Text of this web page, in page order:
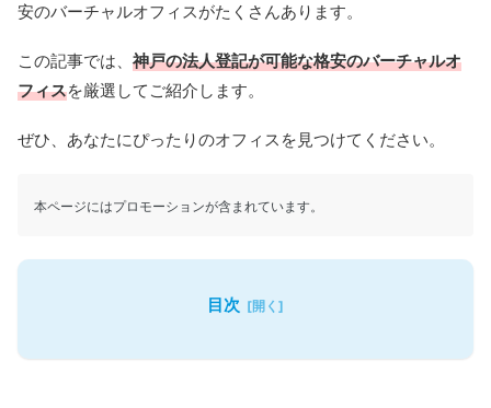
安のバーチャルオフィスがたくさんあります。
この記事では、 神戸の法人登記が可能な格安のバーチャルオ
フィスを厳選してご紹介します。
ぜひ、あなたにぴったりのオフィスを見つけてください。
本ページにはプロモーションが含まれています。
目次